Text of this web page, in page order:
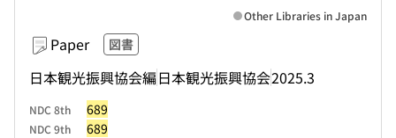
Paper 図書
日本観光振興協会編日本観光振興協会2025.3
Other Libraries in Japan
NDC 8th 689
NDC 9th 689